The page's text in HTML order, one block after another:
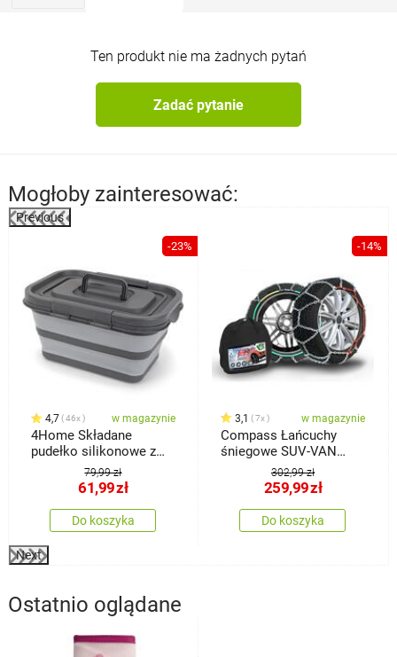
Ten produkt nie ma żadnych pytań
Zadać pytanie
Mogłoby zainteresować:
Previous
-23%
4,7 46x w magazynie
4Home Składane
pudełko silikonowe z
pokrywką do
przechowywania
79,99 zł
61,99zł
Do koszyka
-14%
3,1 7x w magazynie
Compass Łańcuchy
śniegowe SUV-VAN
ÖNORM rozmiar 245
302,99 zł
259,99zł
Do koszyka
Next
Ostatnio oglądane